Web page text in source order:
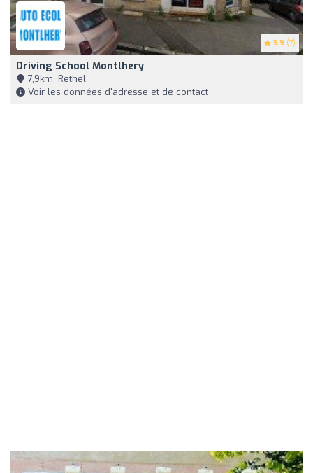
3.9 (7)
Driving School Montlhery
7,9km, Rethel
Voir les données d'adresse et de contact